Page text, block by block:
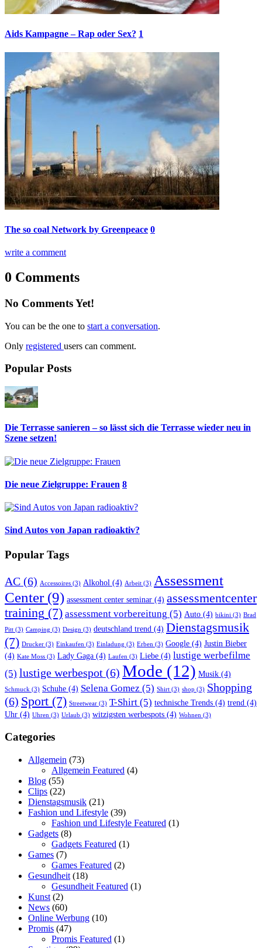
Aids Kampagne – Rap oder Sex? 1
The so coal Network by Greenpeace 0
write a comment
0 Comments
No Comments Yet!
You can be the one to start a conversation.
Only registered users can comment.
Popular Posts
Die Terrasse sanieren – so lässt sich die Terrasse wieder neu in
Szene setzen!
Die neue Zielgruppe: Frauen 8
Sind Autos von Japan radioaktiv?
Popular Tags
AC (6) Accessoires (3) Alkohol (4) Arbeit (3) Assessment
Center(9) assessment center seminar (4) assessmentcenter
training (7) assessment vorbereitung (5) Auto (4) bikini (3) Brad
Pitt (3) Camping (3) Design (3) deutschland trend (4) Dienstagsmusik
(7) Drucker (3) Einkaufen (3) Einladung (3) Erben (3) Google (4) Justin Bieber
(4) Kate Moss (3) Lady Gaga (4) Laufen (3) Liebe (4) lustige werbefilme
(5) lustige werbespot (6) Mode (12) Musik (4)
Schmuck (3) Schuhe (4) Selena Gomez (5) Shirt (3) shop (3) Shopping
(6) Sport (7) Streetwear (3) T-Shirt (5) technische Trends (4) trend (4)
Uhr (4) Uhren (3) Urlaub (3) witzigsten werbespots (4) Wohnen (3)
Categories
Allgemein (73)
Allgemein Featured (4)
Blog (55)
Clips (22)
Dienstagsmusik (21)
Fashion und Lifestyle (39)
Fashion und Lifestyle Featured (1)
Gadgets (8)
Gadgets Featured (1)
Games (7)
Games Featured (2)
Gesundheit (18)
Gesundheit Featured (1)
Kunst (2)
News (60)
Online Werbung (10)
Promis (47)
Promis Featured (1)